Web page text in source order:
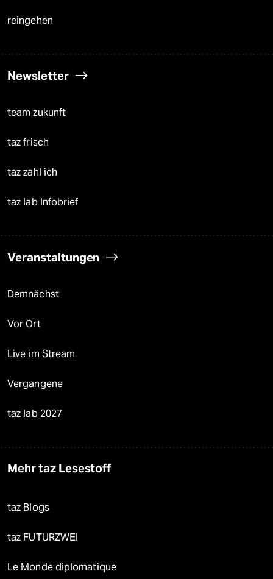
reingehen
Newsletter
team zukunft
taz frisch
taz zahl ich
taz lab Infobrief
Veranstaltungen
Demnächst
Vor Ort
Live im Stream
Vergangene
taz lab 2027
Mehr taz Lesestoff
taz Blogs
taz FUTURZWEI
Le Monde diplomatique